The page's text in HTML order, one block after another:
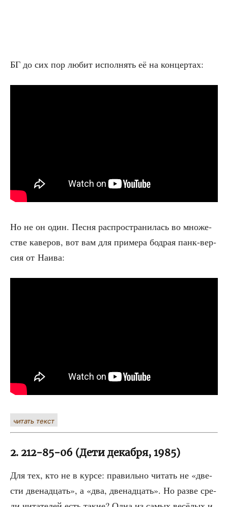
БГ до сих пор любит испол­нять её на концертах:
Но не он один. Пес­ня рас­про­стра­ни­лась во мно­же­
стве каве­ров, вот вам для при­ме­ра бод­рая панк-вер­
сия от Наива:
читать текст
2. 212−85−06 (Дети декабря, 1985)
Для тех, кто не в кур­се: пра­виль­но читать не «две­
сти две­на­дцать», а «два, две­на­дцать». Но раз­ве сре­